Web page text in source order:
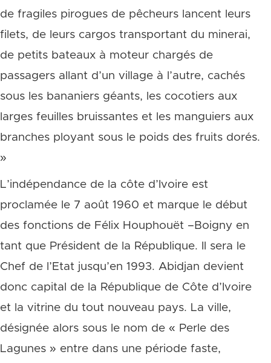
de fragiles pirogues de pêcheurs lancent leurs
filets, de leurs cargos transportant du minerai,
de petits bateaux à moteur chargés de
passagers allant d’un village à l’autre, cachés
sous les bananiers géants, les cocotiers aux
larges feuilles bruissantes et les manguiers aux
branches ployant sous le poids des fruits dorés.
»
L’indépendance de la côte d’Ivoire est
proclamée le 7 août 1960 et marque le début
des fonctions de Félix Houphouët –Boigny en
tant que Président de la République. Il sera le
Chef de l’Etat jusqu’en 1993. Abidjan devient
donc capital de la République de Côte d’Ivoire
et la vitrine du tout nouveau pays. La ville,
désignée alors sous le nom de « Perle des
Lagunes » entre dans une période faste,